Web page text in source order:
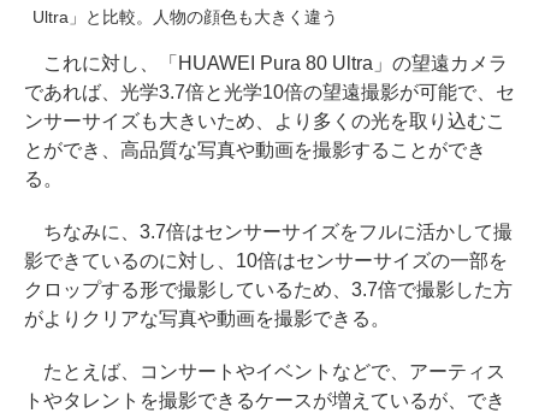
Ultra」と比較。人物の顔色も大きく違う
これに対し、「HUAWEI Pura 80 Ultra」の望遠カメラ
であれば、光学3.7倍と光学10倍の望遠撮影が可能で、セ
ンサーサイズも大きいため、より多くの光を取り込むこ
とができ、高品質な写真や動画を撮影することができ
る。
ちなみに、3.7倍はセンサーサイズをフルに活かして撮
影できているのに対し、10倍はセンサーサイズの一部を
クロップする形で撮影しているため、3.7倍で撮影した方
がよりクリアな写真や動画を撮影できる。
たとえば、コンサートやイベントなどで、アーティス
トやタレントを撮影できるケースが増えているが、でき